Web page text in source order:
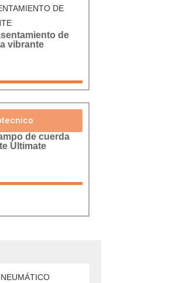
de
vibrante
de cuerda
Ultimate